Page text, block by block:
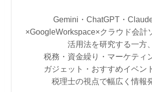
Gemini・ChatGPT・
×GoogleWorkspace×クラウド会計
活用法を研究する一方、
税務・資金繰り・マーケティ
ガジェット・おすすめイベン
税理士の視点で幅広く情報